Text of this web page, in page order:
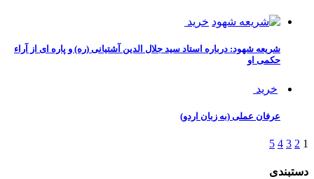
خرید
شریعه شهود: درباره استاد سید جلال الدین آشتیانی (ره) و پاره ای از آراء
حکمی او
خرید
عرفان عملی (به زبان اردو)
1
2
3
4
5
دستبندی